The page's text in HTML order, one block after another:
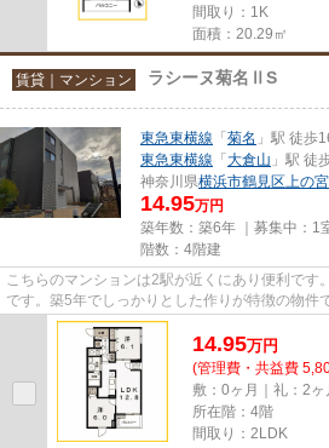
間取り：1K
面積：20.29㎡
賃貸｜マンション ラシーヌ菊名ⅡS
東急東横線 「 菊名 」駅 徒歩
東急東横線 「 大倉山 」駅 徒
神奈川県横浜市鶴見区上の宮
14.95万円
築年数：築6年 ｜募集中： 1
階数：4階建
こちらのマンションは2駅が近くにあり便利です
です。築5年でしっかりとした作りが特徴の物件
て、自信をもって情報を提供でき...
14.95万円
(管理費・共益費
敷：0ヶ月｜礼：2ヶ
所在階：4階
間取り：2LDK